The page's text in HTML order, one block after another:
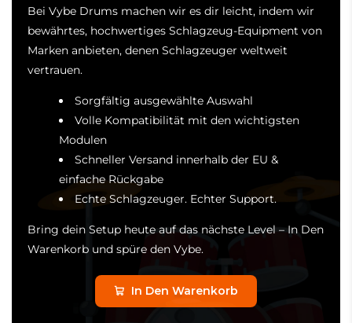
Bei Vybe Drums machen wir es dir leicht, indem wir
bewährtes, hochwertiges Schlagzeug-Equipment von
Marken anbieten, denen Schlagzeuger weltweit
vertrauen.
Sorgfältig ausgewählte Auswahl
Volle Kompatibilität mit den wichtigsten
Modulen
Schneller Versand innerhalb der EU &
einfache Rückgabe
Echte Schlagzeuger. Echter Support.
Bring dein Setup heute auf das nächste Level – In Den
Warenkorb und spüre den Vybe.
In Den Warenkorb